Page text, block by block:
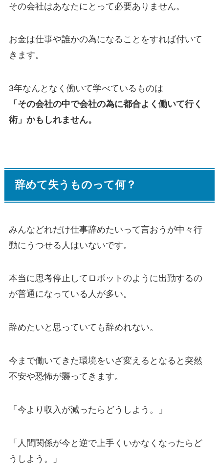
その会社はあなたにとって必要ありません。
お金は仕事や誰かの為になることをすれば付いて
きます。
3年なんとなく働いて学べているものは
「その会社の中で会社の為に都合よく働いて行く
術」かもしれません。
辞めて失うものって何？
みんなどれだけ仕事辞めたいって言おうが中々行
動にうつせる人はいないです。
本当に思考停止してロボットのように出勤するの
が普通になっている人が多い。
辞めたいと思っていても辞めれない。
今まで働いてきた環境をいざ変えるとなると突然
不安や恐怖が襲ってきます。
「今より収入が減ったらどうしよう。」
「人間関係が今と逆で上手くいかなくなったらど
うしよう。」